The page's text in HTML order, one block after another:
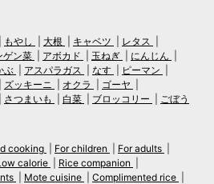
もやし 大根 キャベツ
レタス
ゲン菜 アボカド 玉ねぎ
にんじん
ぶ アスパラガス なす
ピーマン
ズッキーニ オクラ
ゴーヤ
さつまいも 白菜 ブロッコリー ごぼう
cooking For children
For adults
calorie
Rice companion
Mote cuisine
Complimented rice